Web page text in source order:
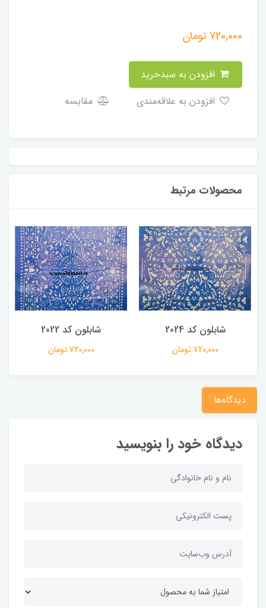
720,000تومان
مقایسه
محصولات مرتبط
شابلون کد 2024
720,000 تومان
شابلون کد 2022
720,000 تومان
دیدگاه‌ها
دیدگاه خود را بنویسید